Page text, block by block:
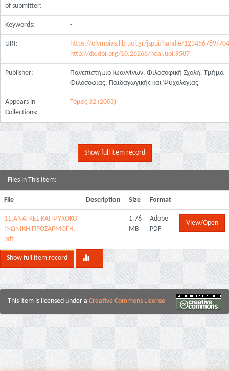
of submitter:
Keywords: -
URI:
https://olympias.lib.uoi.gr/jspui/handle/123456789/
http://dx.doi.org/10.26268/heal.uoi.9587
Publisher:
Πανεπιστήμιο Ιωαννίνων. Φιλοσοφική Σχολή. Τμήμα
Φιλοσοφίας, Παιδαγωγικής και Ψυχολογίας
Appears in
Collections:
Τόμος 32 (2003)
Show full item record
Files in This Item:
File Description Size Format
11.ΑΝΑΓΚΕΣ ΚΑΙ ΨΥΧΟΚΟ
ΙΝΩΝΙΚΗ ΠΡΟΣΑΡΜΟΓΗ.
pdf
1.76
MB
Adobe
PDF
View/Open
Show full item record
This item is licensed under a Creative Commons License